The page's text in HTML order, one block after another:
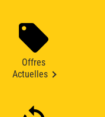
Offres
Actuelles